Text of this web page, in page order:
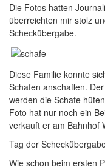
Die Fotos hatten
überreichten mir stolz
Scheckübergabe.
Diese Familie konnte
Schafen anschaffen.
werden die Schafe
Foto hat nur noch ein
verkauft er am Bahnhof
Tag der
Wie schon beim ersten